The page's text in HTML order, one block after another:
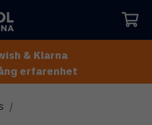
& Klarna
erfarenhet
/